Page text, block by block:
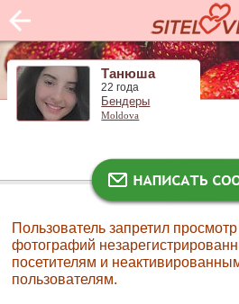
Танюша
22 года
Бендеры
Moldova
Пользователь запретил
фотографий
посетителям и
пользователям.